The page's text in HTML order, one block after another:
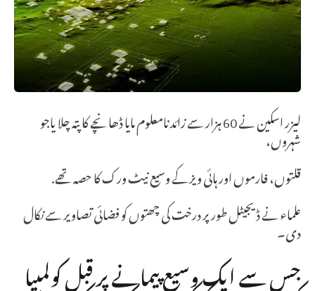
لیزر اسکین نے 60 ہزار سے زائد نامعلوم مایا ڈھانچے کا پتہ چلا یاجو
شہروں،
قلتوں، فارموں اور ہائی ویز کے وسیع نیٹ ورک کا حصہ تھے.
علماء نے ڈیجیٹل طور پر درخت کی چھتوں کو فضائی تصاویر سے نکال
دی۔
جس سے ایک وسیع پیمانے پر قبل کولمبیا